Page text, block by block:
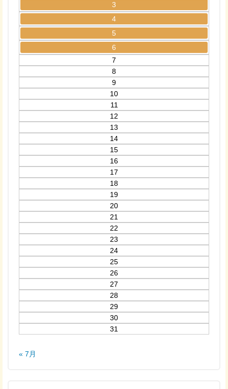
3
4
5
6
7
8
9
10
11
12
13
14
15
16
17
18
19
20
21
22
23
24
25
26
27
28
29
30
31
« 7月